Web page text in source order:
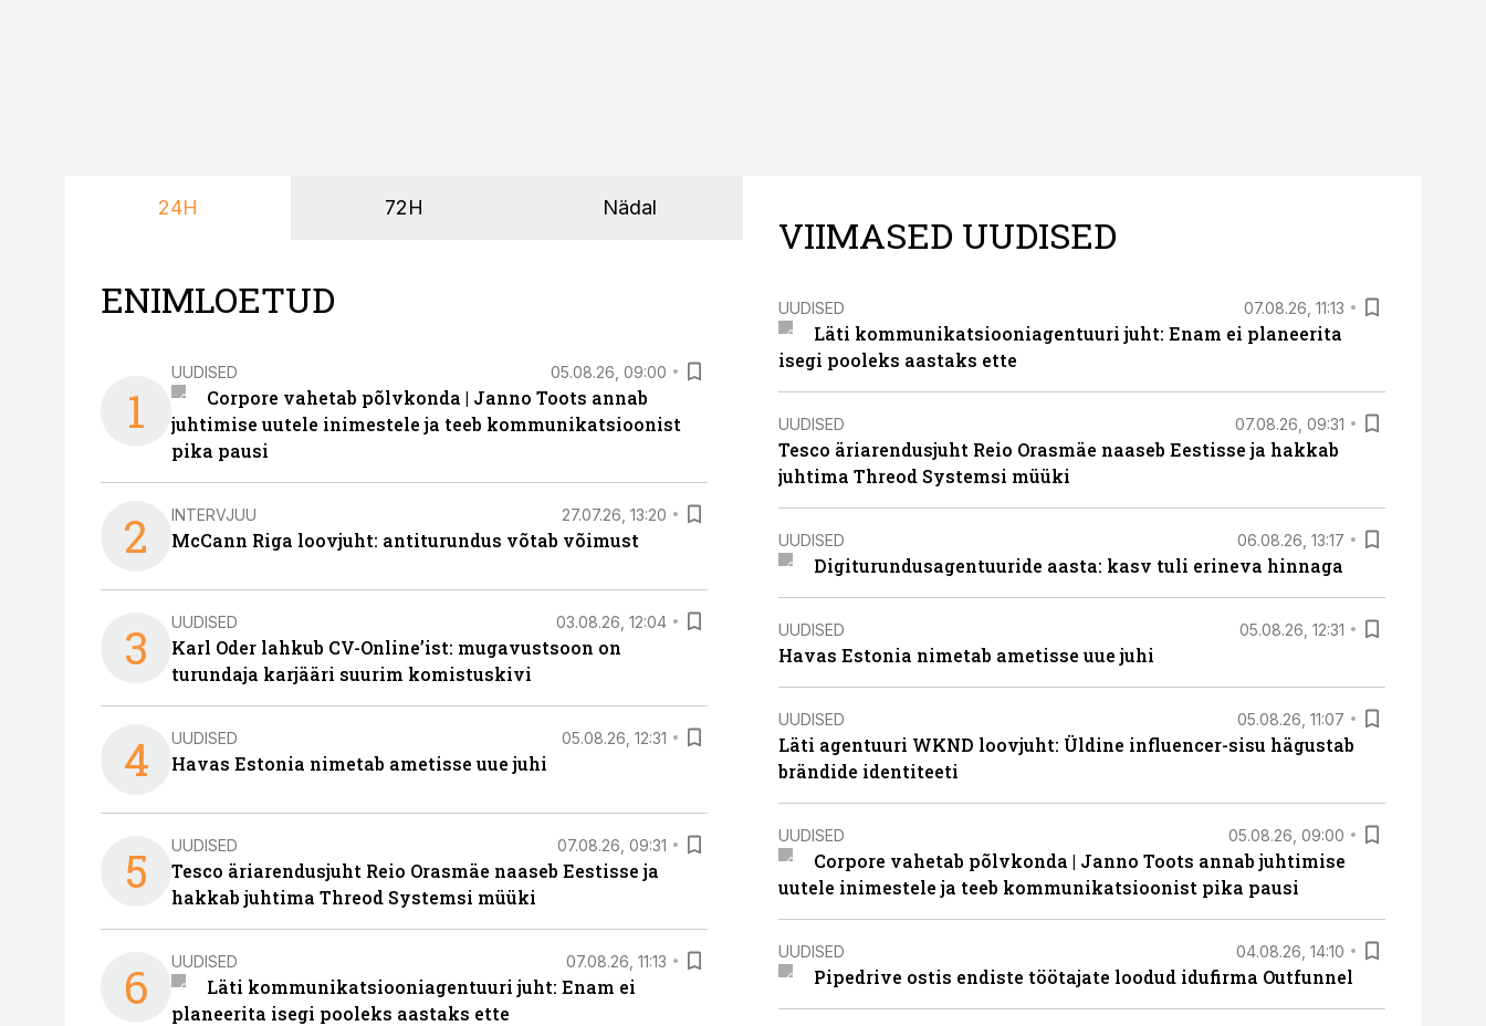
24H 72H Nädal
ENIMLOETUD
1
UUDISED 05.08.26, 09:00
Corpore vahetab põlvkonda | Janno Toots annab
juhtimise uutele inimestele ja teeb kommunikatsioonist
pika pausi
2 INTERVJUU 27.07.26, 13:20
McCann Riga loovjuht: antiturundus võtab võimust
3 UUDISED 03.08.26, 12:04
Karl Oder lahkub CV-Online’ist: mugavustsoon on
turundaja karjääri suurim komistuskivi
4 UUDISED 05.08.26, 12:31
Havas Estonia nimetab ametisse uue juhi
5 UUDISED 07.08.26, 09:31
Tesco äriarendusjuht Reio Orasmäe naaseb Eestisse ja
hakkab juhtima Threod Systemsi müüki
6 UUDISED 07.08.26, 11:13
Läti kommunikatsiooniagentuuri juht: Enam ei
planeerita isegi pooleks aastaks ette
VIIMASED UUDISED
UUDISED 07.08.26, 11:13
Läti kommunikatsiooniagentuuri juht: Enam ei planeerita
isegi pooleks aastaks ette
UUDISED 07.08.26, 09:31
Tesco äriarendusjuht Reio Orasmäe naaseb Eestisse ja hakkab
juhtima Threod Systemsi müüki
UUDISED 06.08.26, 13:17
Digiturundusagentuuride aasta: kasv tuli erineva hinnaga
UUDISED 05.08.26, 12:31
Havas Estonia nimetab ametisse uue juhi
UUDISED 05.08.26, 11:07
Läti agentuuri WKND loovjuht: Üldine influencer-sisu hägustab
brändide identiteeti
UUDISED 05.08.26, 09:00
Corpore vahetab põlvkonda | Janno Toots annab juhtimise
uutele inimestele ja teeb kommunikatsioonist pika pausi
UUDISED 04.08.26, 14:10
Pipedrive ostis endiste töötajate loodud idufirma Outfunnel